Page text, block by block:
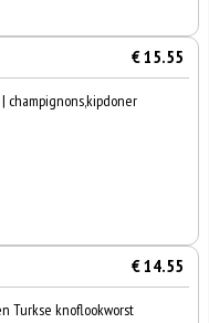
€ 15.55
champignons,kipdoner
€ 14.55
Turkse knoflookworst